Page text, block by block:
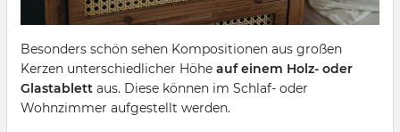
Besonders schön sehen Kompositionen aus großen
Kerzen unterschiedlicher Höhe auf einem Holz- oder
Glastablett aus. Diese können im Schlaf- oder
Wohnzimmer aufgestellt werden.